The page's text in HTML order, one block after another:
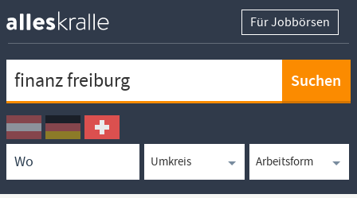
Für Jobbörsen
Ortssuche
Umkreissuche
Arbeitsform